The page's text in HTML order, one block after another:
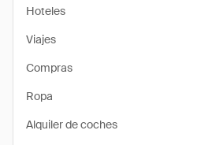
Hoteles
Viajes
Compras
Ropa
Alquiler de coches